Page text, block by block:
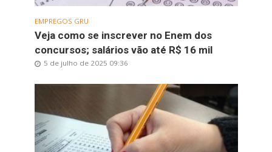
EMPREGOS GRU
Veja como se inscrever no Enem dos
concursos; salários vão até R$ 16 mil
5 de julho de 2025 09:36